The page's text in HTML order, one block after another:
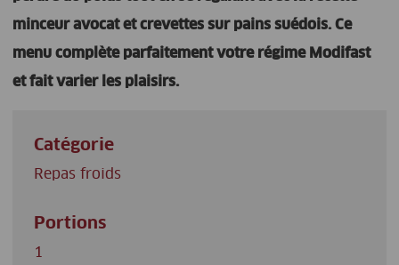
minceur avocat et crevettes sur pains suédois. Ce
menu complète parfaitement votre régime Modifast
et fait varier les plaisirs.
Catégorie
Repas froids
Portions
1